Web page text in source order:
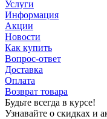
Услуги
Информация
Акции
Новости
Как купить
Вопрос-ответ
Доставка
Оплата
Возврат товара
Будьте всегда в курсе!
Узнавайте о скидках и